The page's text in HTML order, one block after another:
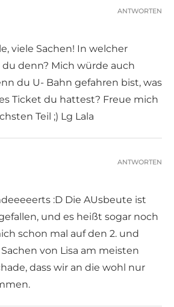
viele Sachen! In welcher
denn? Mich würde auch
du U- Bahn gefahren bist, was
Ticket du hattest? Freue mich
Teil ;) Lg Lala
ANTWORTEN
:D Die AUsbeute ist
und es heißt sogar noch
schon mal auf den 2. und
von Lisa am meisten
dass wir an die wohl nur
ANTWORTEN